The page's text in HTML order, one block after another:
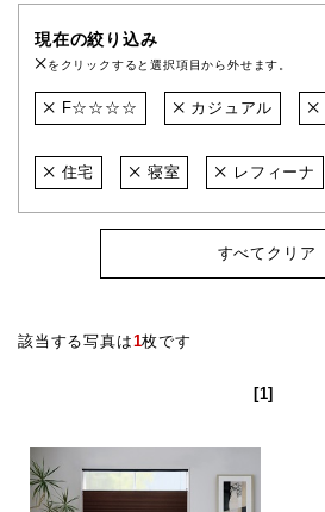
現在の絞り込み
をクリックすると選択項目から外せます。
F☆☆☆☆ カジュアル
住宅 寝室 レフィーナ
すべてクリア
該当する写真は1枚です
[1]